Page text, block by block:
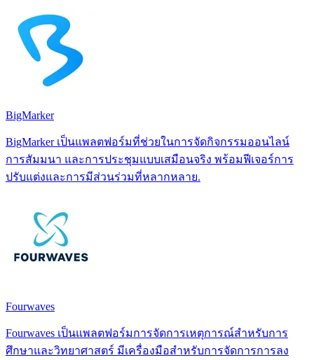
BigMarker
BigMarker เป็นแพลตฟอร์มที่ช่วยในการจัดกิจกรรมออนไลน์
การสัมมนา และการประชุมแบบเสมือนจริง พร้อมฟีเจอร์การ
ปรับแต่งและการมีส่วนร่วมที่หลากหลาย.
Fourwaves
Fourwaves เป็นแพลตฟอร์มการจัดการเหตุการณ์สำหรับการ
ศึกษาและวิทยาศาสตร์ มีเครื่องมือสำหรับการจัดการการลง